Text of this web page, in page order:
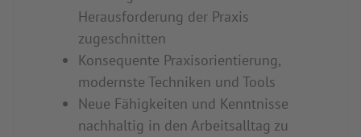
Herausforderung der Praxis
zugeschnitten
Konsequente Praxisorientierung,
modernste Techniken und Tools
Neue Fähigkeiten und Kenntnisse
nachhaltig in den Arbeitsalltag zu